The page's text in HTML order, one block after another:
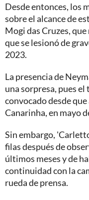
Desde entonces, los
sobre el alcance de
Mogi das Cruzes,
que se lesionó de
2023.
La presencia de
una sorpresa, pues
convocado desde
Canarinha, en mayo
Sin embargo,
filas después de
últimos meses y de
continuidad con la
rueda de prensa.